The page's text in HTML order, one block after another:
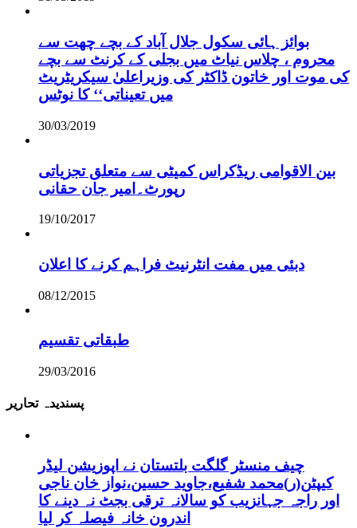
بوائز ہائی سکول جلال آباد کے بچے چھت سے
محروم ، چلاس نیاٹ میں بجلی کے کرنٹ سے بچے
کی موت اور خاتون ڈاکٹر کی وزیراعلیٰ سیکریٹریٹ
میں تعیناتی‘‘ کا نوٹس
30/03/2019
بین الاقوامی ریڈکراس کمیٹی سے متعلق تجزیاتی
رپورٹ۔امیر جان حقانی
19/10/2017
دبئی میں مفت انٹرنیٹ فراہم کرنے کا اعلان
08/12/2015
طبقاتی تقسیم
29/03/2016
پسندیدہ تحاریر
چیف منسٹر گلگت بلتستان نے اپوزیشن لیڈر
کیپٹن(ر)محمد شفیع،جاوید حسین،نواز خان ناجی
اور راجہ جہانزیب کو سالانہ ترقی بجٹ نہ دینے کا
اندرون خانہ فیصلہ کر لیا